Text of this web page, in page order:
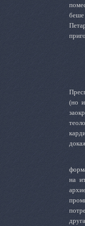
беше
(но
на